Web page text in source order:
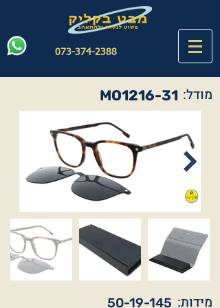
073-374-2388
MO1216-31 מודל:
50-19-145 מידות: